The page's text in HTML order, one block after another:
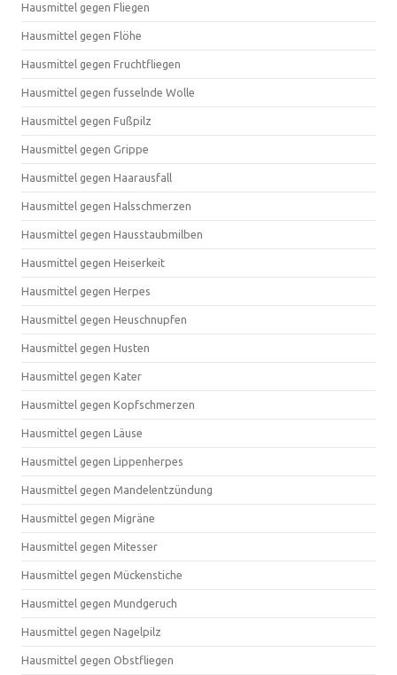
Hausmittel gegen Fliegen
Hausmittel gegen Flöhe
Hausmittel gegen Fruchtfliegen
Hausmittel gegen fusselnde Wolle
Hausmittel gegen Fußpilz
Hausmittel gegen Grippe
Hausmittel gegen Haarausfall
Hausmittel gegen Halsschmerzen
Hausmittel gegen Hausstaubmilben
Hausmittel gegen Heiserkeit
Hausmittel gegen Herpes
Hausmittel gegen Heuschnupfen
Hausmittel gegen Husten
Hausmittel gegen Kater
Hausmittel gegen Kopfschmerzen
Hausmittel gegen Läuse
Hausmittel gegen Lippenherpes
Hausmittel gegen Mandelentzündung
Hausmittel gegen Migräne
Hausmittel gegen Mitesser
Hausmittel gegen Mückenstiche
Hausmittel gegen Mundgeruch
Hausmittel gegen Nagelpilz
Hausmittel gegen Obstfliegen